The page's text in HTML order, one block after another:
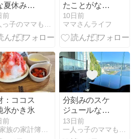
夏休みス
ュール
前
一人っ子のママもひとりっ子
たことがない
私が、AIと4日
でスマホゲー
ムを公開した
目も完成】
10日前
ママさんライフ
：ココス
氷かき氷
前
分刻みのスケ
ジュールな熱
海旅行２日目
13日前